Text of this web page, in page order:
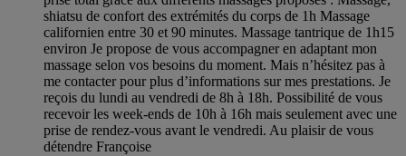
shiatsu de confort des extrémités du corps de 1h Massage
californien entre 30 et 90 minutes. Massage tantrique de 1h15
environ Je propose de vous accompagner en adaptant mon
massage selon vos besoins du moment. Mais n’hésitez pas à
me contacter pour plus d’informations sur mes prestations. Je
reçois du lundi au vendredi de 8h à 18h. Possibilité de vous
recevoir les week-ends de 10h à 16h mais seulement avec une
prise de rendez-vous avant le vendredi. Au plaisir de vous
détendre Françoise